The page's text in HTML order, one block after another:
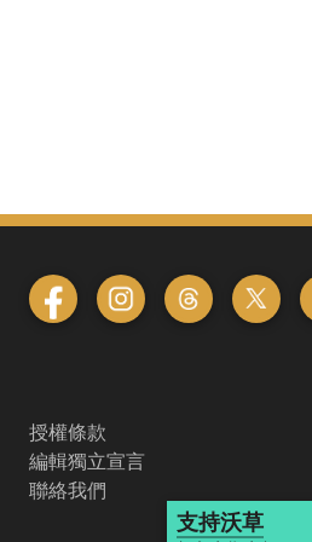
授權條款
編輯獨立宣言
聯絡我們
支持沃草